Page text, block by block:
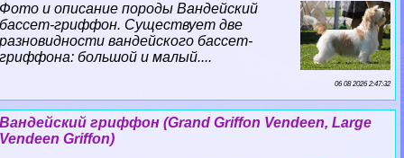
Фото и описание породы Вандейский
бассет-гриффон. Существует две
разновидности вандейского бассет-
гриффона: большой и малый....
06 08 2026 2:47:32
Вандейский гриффон (Grand Griffon Vendeen, Large
Vendeen Griffon)